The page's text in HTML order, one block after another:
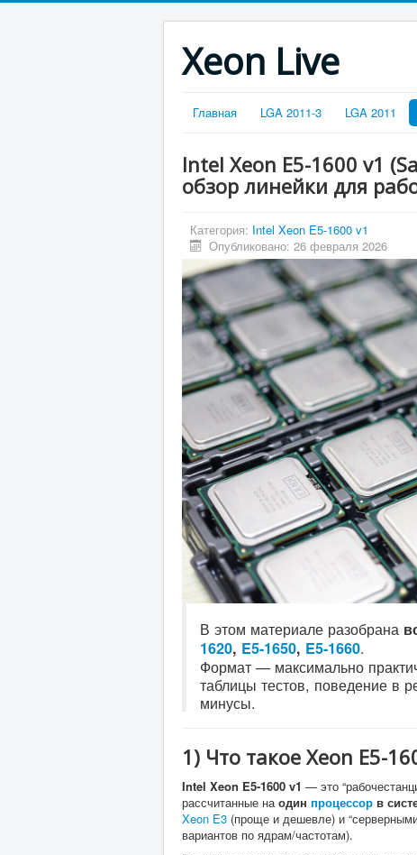
Xeon Live
Главная LGA 2011-3 LGA 2011
Intel Xeon E5-1600 v1
обзор линейки для
Категория: Intel Xeon E5-1600 v1
Опубликовано: 26 февраля 2026
В этом материале разобрана
1620, E5-1650, E5-1660.
Формат — максимально
таблицы тестов, поведение в
минусы.
1) Что такое Xeon E5-
Intel Xeon E5-1600 v1 — это
рассчитанные наодин процессор в
Xeon E3 (проще и дешевле) и
вариантов по ядрам/частотам).